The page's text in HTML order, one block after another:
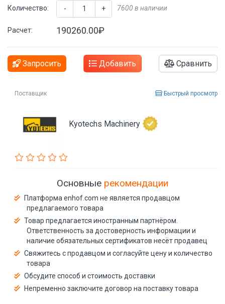
Количество: - + 7600 в наличии
Расчет: 190260.00₽
Запросить Добавить Сравнить
Поставщик Быстрый просмотр
Kyotechs Machinery
Основные рекомендации
Платформа enhof.com не является продавцом
предлагаемого товара
Товар предлагается иностранным партнёром.
Ответственность за достоверность информации и
наличие обязательных сертификатов несёт продавец
Свяжитесь с продавцом и согласуйте цену и количество
товара
Обсудите способ и стоимость доставки
Непременно заключите договор на поставку товара